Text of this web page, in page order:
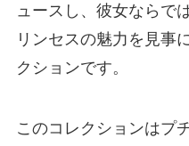
ュースし、彼女ならで
リンセスの魅力を見事
クションです。
このコレクションはプ